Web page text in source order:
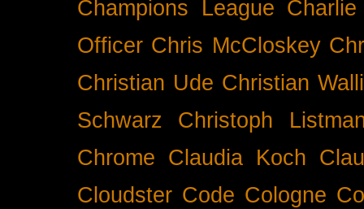
Champions League
Officer Chris McCloskey
Christian Ude Christian
Schwarz
Christoph
Chrome Claudia Koch
Cloudster Code Cologne